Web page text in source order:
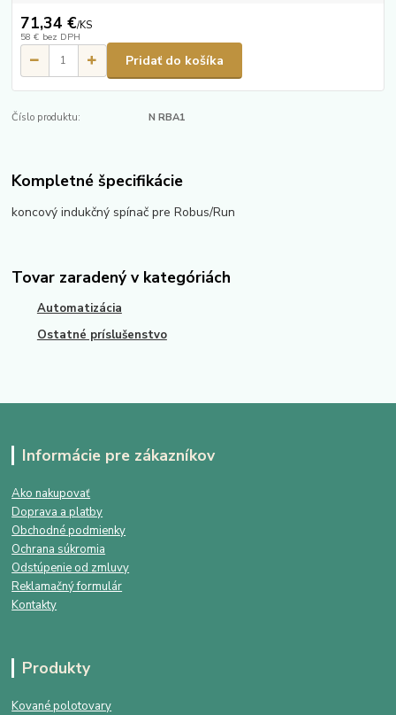
71,34 €/KS
58 € bez DPH
Pridať do košíka
Číslo produktu: N RBA1
Kompletné špecifikácie
koncový indukčný spínač pre Robus/Run
Tovar zaradený v kategóriách
Automatizácia
Ostatné príslušenstvo
Informácie pre zákazníkov
Ako nakupovať
Doprava a platby
Obchodné podmienky
Ochrana súkromia
Odstúpenie od zmluvy
Reklamačný formulár
Kontakty
Produkty
Kované polotovary